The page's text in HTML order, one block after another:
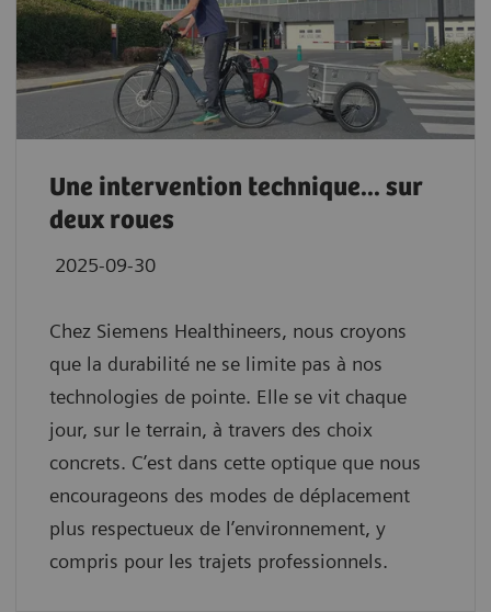
Une intervention technique... sur
deux roues
2025-09-30
Chez Siemens Healthineers, nous croyons
que la durabilité ne se limite pas à nos
technologies de pointe. Elle se vit chaque
jour, sur le terrain, à travers des choix
concrets. C’est dans cette optique que nous
encourageons des modes de déplacement
plus respectueux de l’environnement, y
compris pour les trajets professionnels.